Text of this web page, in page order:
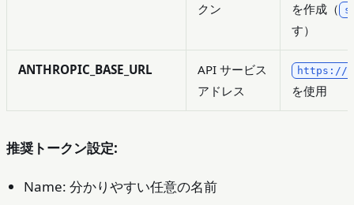
クン
を作成（
す）
ANTHROPIC_BASE_URL
API サービス
アドレス
https://
を使用
推奨トークン設定:
Name: 分かりやすい任意の名前